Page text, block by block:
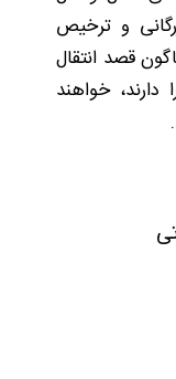
و ترخیص
قصد انتقال
خواهند